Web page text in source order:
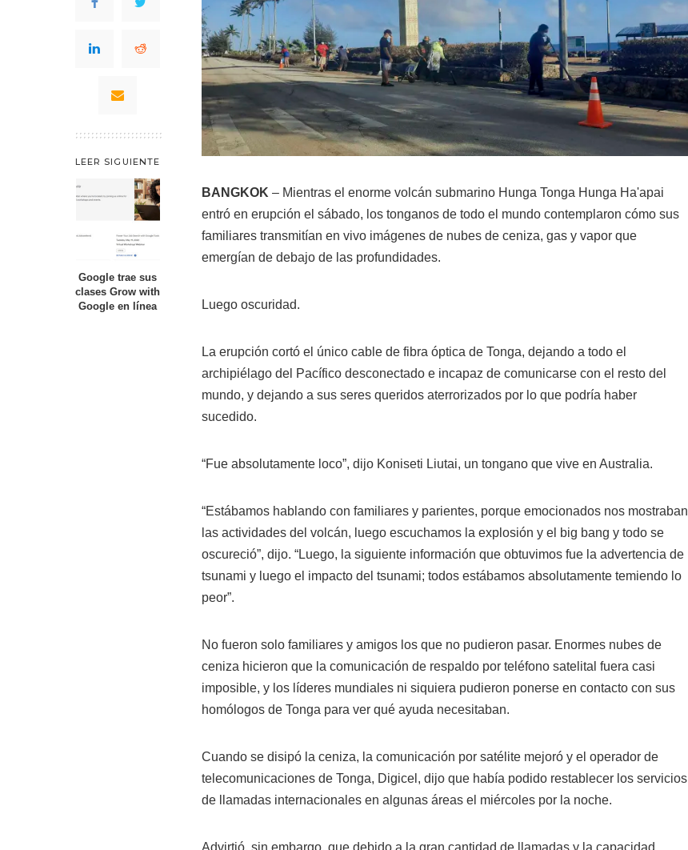
LEER SIGUIENTE
Google trae sus
clases Grow with
Google en línea
BANGKOK – Mientras el enorme volcán submarino Hunga Tonga Hunga Ha'apai
entró en erupción el sábado, los tonganos de todo el mundo contemplaron cómo sus
familiares transmitían en vivo imágenes de nubes de ceniza, gas y vapor que
emergían de debajo de las profundidades.
Luego oscuridad.
La erupción cortó el único cable de fibra óptica de Tonga, dejando a todo el
archipiélago del Pacífico desconectado e incapaz de comunicarse con el resto del
mundo, y dejando a sus seres queridos aterrorizados por lo que podría haber
sucedido.
“Fue absolutamente loco”, dijo Koniseti Liutai, un tongano que vive en Australia.
“Estábamos hablando con familiares y parientes, porque emocionados nos mostraban
las actividades del volcán, luego escuchamos la explosión y el big bang y todo se
oscureció”, dijo. “Luego, la siguiente información que obtuvimos fue la advertencia de
tsunami y luego el impacto del tsunami; todos estábamos absolutamente temiendo lo
peor”.
No fueron solo familiares y amigos los que no pudieron pasar. Enormes nubes de
ceniza hicieron que la comunicación de respaldo por teléfono satelital fuera casi
imposible, y los líderes mundiales ni siquiera pudieron ponerse en contacto con sus
homólogos de Tonga para ver qué ayuda necesitaban.
Cuando se disipó la ceniza, la comunicación por satélite mejoró y el operador de
telecomunicaciones de Tonga, Digicel, dijo que había podido restablecer los servicios
de llamadas internacionales en algunas áreas el miércoles por la noche.
Advirtió, sin embargo, que debido a la gran cantidad de llamadas y la capacidad